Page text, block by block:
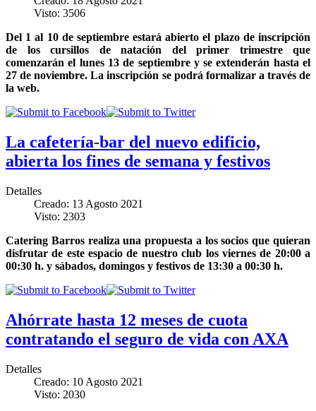
Visto: 3506
Del 1 al 10 de septiembre estará abierto el plazo de inscripción
de los cursillos de natación del primer trimestre que
comenzarán el lunes 13 de septiembre y se extenderán hasta el
27 de noviembre. La inscripción se podrá formalizar a través de
la web.
La cafetería-bar del nuevo edificio,
abierta los fines de semana y festivos
Detalles
Creado: 13 Agosto 2021
Visto: 2303
Catering Barros realiza una propuesta a los socios que quieran
disfrutar de este espacio de nuestro club los viernes de 20:00 a
00:30 h. y sábados, domingos y festivos de 13:30 a 00:30 h.
Ahórrate hasta 12 meses de cuota
contratando el seguro de vida con AXA
Detalles
Creado: 10 Agosto 2021
Visto: 2030